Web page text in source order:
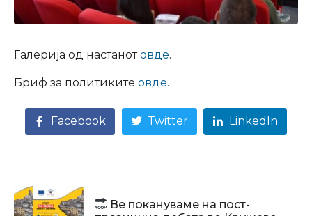
Галерија од настанотовде.
Бриф за политиките овде.
Facebook Twitter LinkedIn
Ве покануваме на пост-